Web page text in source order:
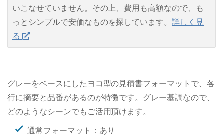
いこなせていません。その上、費用も高額なので、も
っとシンプルで安価なものを探しています。 詳しく見
る
グレーをベースにしたヨコ型の見積書フォーマットで、各
行に摘要と品番があるのが特徴です。グレー基調なので、
どのようなシーンでもご活用頂けます。
通常フォーマット：あり